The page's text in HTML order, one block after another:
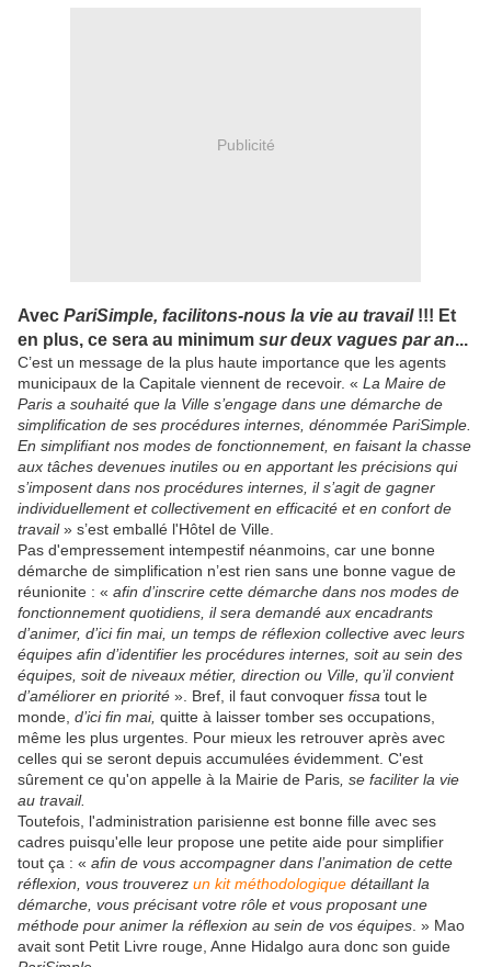
Publicité
Avec PariSimple, facilitons-nous la vie au travail!!! Et
en plus, ce sera au minimum sur deux vagues par an...
C’est un message de la plus haute importance que les agents
municipaux de la Capitale viennent de recevoir. « La Maire de
Paris a souhaité que la Ville s’engage dans une démarche de
simplification de ses procédures internes, dénommée PariSimple.
En simplifiant nos modes de fonctionnement, en faisant la chasse
aux tâches devenues inutiles ou en apportant les précisions qui
s’imposent dans nos procédures internes, il s’agit de gagner
individuellement et collectivement en efficacité et en confort de
travail» s’est emballé l'Hôtel de Ville.
Pas d'empressement intempestif néanmoins, car une bonne
démarche de simplification n’est rien sans une bonne vague de
réunionite : « afin d’inscrire cette démarche dans nos modes de
fonctionnement quotidiens, il sera demandé aux encadrants
d’animer, d’ici fin mai, un temps de réflexion collective avec leurs
équipes afin d’identifier les procédures internes, soit au sein des
équipes, soit de niveaux métier, direction ou Ville, qu’il convient
d’améliorer en priorité ». Bref, il faut convoquer fissa tout le
monde, d’ici fin mai, quitte à laisser tomber ses occupations,
même les plus urgentes. Pour mieux les retrouver après avec
celles qui se seront depuis accumulées évidemment. C'est
sûrement ce qu'on appelle à la Mairie de Paris , se faciliter la vie
au travail.
Toutefois, l'administration parisienne est bonne fille avec ses
cadres puisqu'elle leur propose une petite aide pour simplifier
tout ça : « afin de vous accompagner dans l’animation de cette
réflexion, vous trouverez un kit méthodologique détaillant la
démarche, vous précisant votre rôle et vous proposant une
méthode pour animer la réflexion au sein de vos équipes . » Mao
avait sont Petit Livre rouge, Anne Hidalgo aura donc son guide